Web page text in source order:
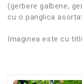
(gerbere galbene,
cu o panglica
Imaginea este cu